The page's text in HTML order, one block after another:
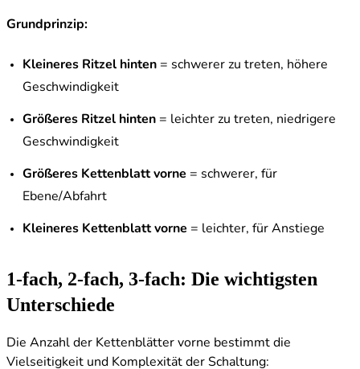
Grundprinzip:
Kleineres Ritzel hinten = schwerer zu treten, höhere
Geschwindigkeit
Größeres Ritzel hinten = leichter zu treten, niedrigere
Geschwindigkeit
Größeres Kettenblatt vorne = schwerer, für
Ebene/Abfahrt
Kleineres Kettenblatt vorne = leichter, für Anstiege
1-fach, 2-fach, 3-fach: Die wichtigsten
Unterschiede
Die Anzahl der Kettenblätter vorne bestimmt die
Vielseitigkeit und Komplexität der Schaltung: